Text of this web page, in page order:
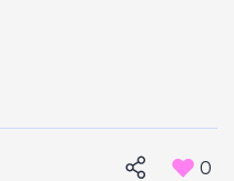
0